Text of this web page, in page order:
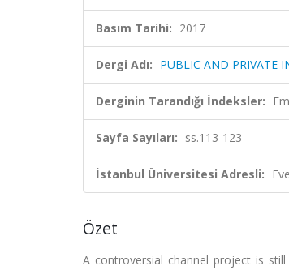
Basım Tarihi: 2017
Dergi Adı: PUBLIC AND PRIVATE
Derginin Tarandığı İndeksler:
Sayfa Sayıları: ss.113-123
İstanbul Üniversitesi Adresli:
Özet
A controversial channel project is